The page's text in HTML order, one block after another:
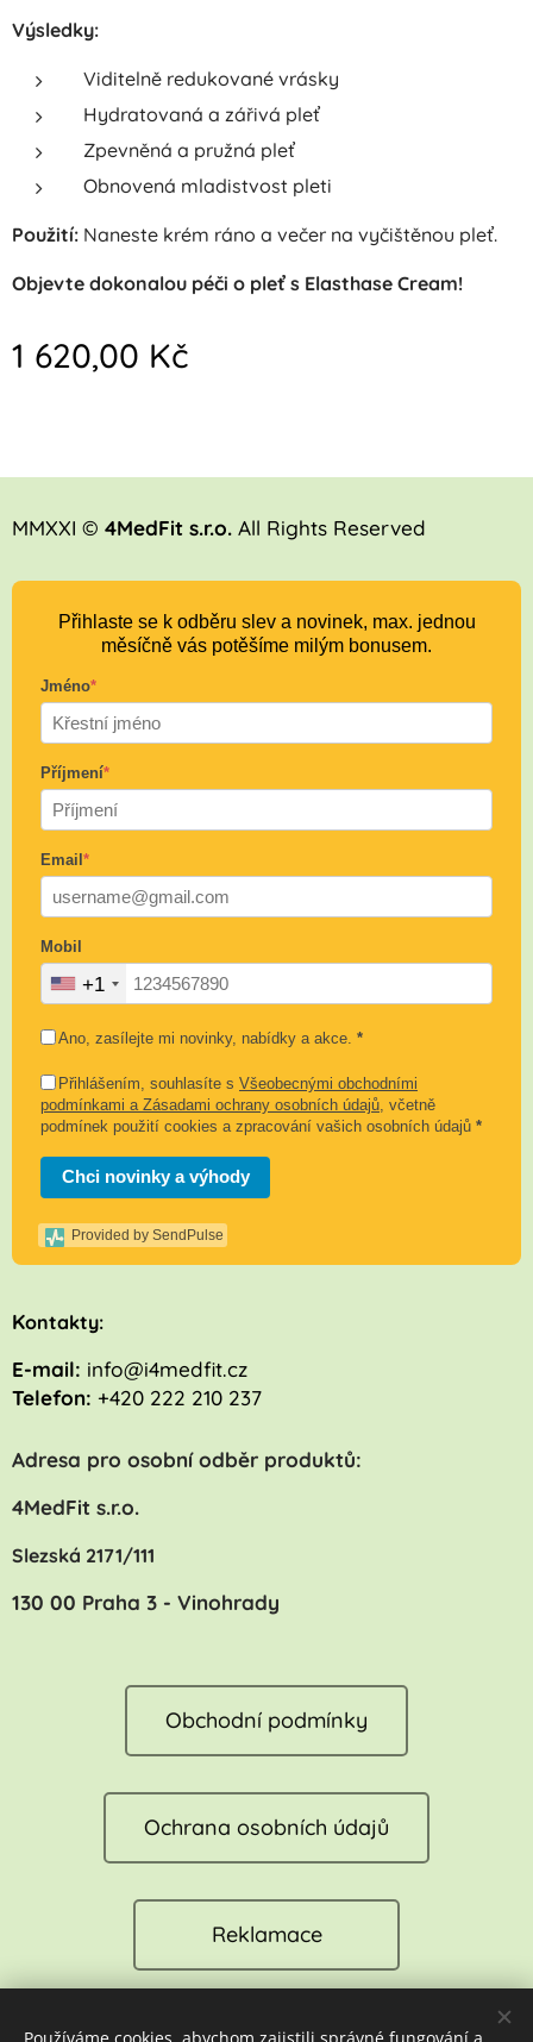
Výsledky:
Viditelně redukované vrásky
Hydratovaná a zářivá pleť
Zpevněná a pružná pleť
Obnovená mladistvost pleti
Použití: Naneste krém ráno a večer na vyčištěnou pleť.
Objevte dokonalou péči o pleť s Elasthase Cream!
1 620,00 Kč
MMXXI © 4MedFit s.r.o. All Rights Reserved
Přihlaste se k odběru slev a novinek, max. jednou
měsíčně vás potěšíme milým bonusem.
Jméno*
Příjmení*
Email *
Mobil
+1
Ano, zasílejte mi novinky, nabídky a akce. *
Přihlášením, souhlasíte s Všeobecnými obchodními
podmínkami a Zásadami ochrany osobních údajů, včetně
podmínek použití cookies a zpracování vašich osobních údajů *
Chci novinky a výhody
Provided by SendPulse
Kontakty:
E-mail: info@i4medfit.cz
Telefon: +420 222 210 237
Adresa pro osobní odběr produktů:
4MedFit s.r.o.
Slezská 2171/111
130 00 Praha 3 - Vinohrady
Obchodní podmínky
Ochrana osobních údajů
Reklamace